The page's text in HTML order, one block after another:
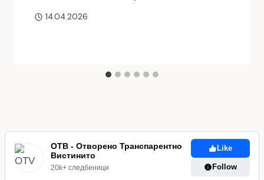
14.04.2026
ОТВ - Отворено Транспарентно
Вистинито
20k+ следбеници
Like
Follow